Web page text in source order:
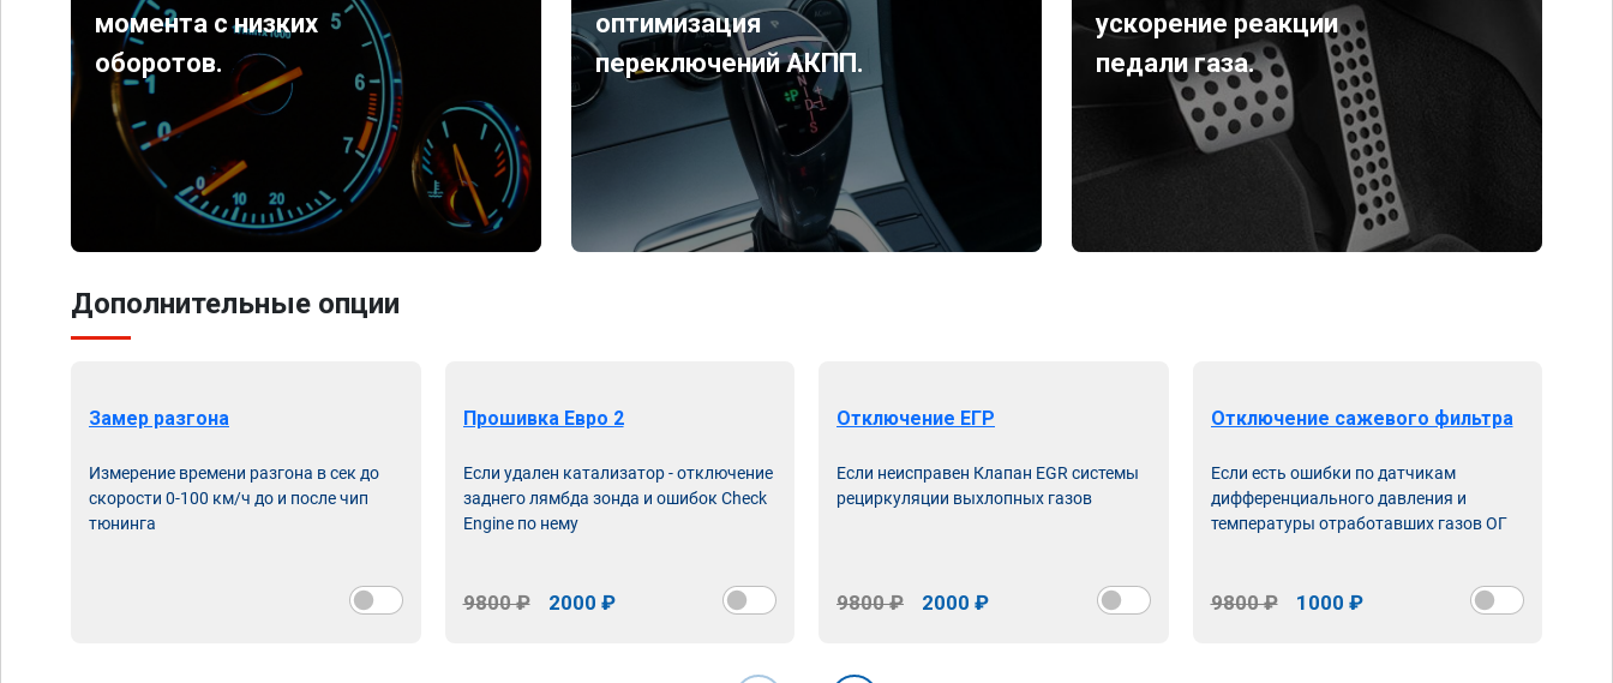
момента с низких
оборотов.
оптимизация
переключений АКПП.
ускорение реакции
педали газа.
Дополнительные опции
Замер разгона
Измерение времени разгона в сек до
скорости 0-100 км/ч до и после чип
тюнинга
Прошивка Евро 2
Если удален катализатор - отключение
заднего лямбда зонда и ошибок Check
Engine по нему
9800 ₽ 2000 ₽
Отключение ЕГР
Если неисправен Клапан EGR системы
рециркуляции выхлопных газов
9800 ₽ 2000 ₽
Отключение сажевого фильтра
Если есть ошибки по датчикам
дифференциального давления и
температуры отработавших газов ОГ
9800 ₽ 1000 ₽